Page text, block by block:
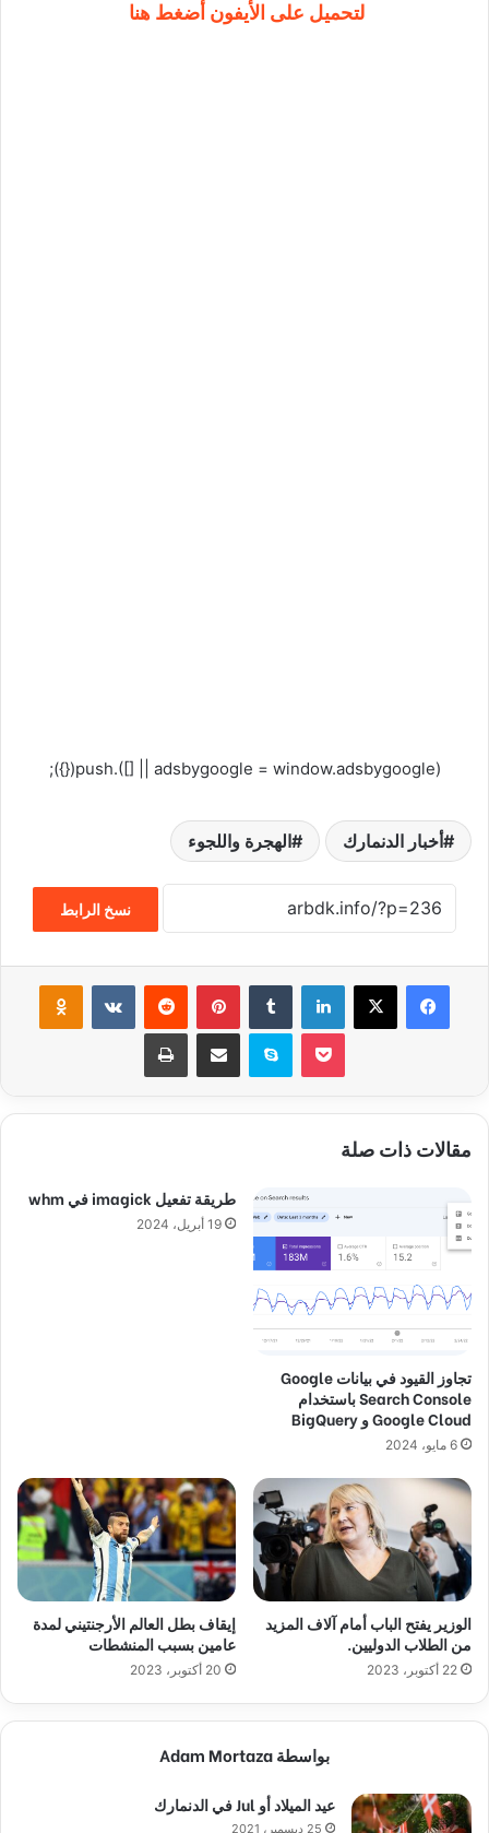
لتحميل على الأيفون أضغط هنا
(adsbygoogle = window.adsbygoogle || []).push({});
أخبار الدنمارك الهجرة واللجوء
نسخ الرابط
فيسبوك لينكدإن بينتيريست
سكايب
مقالات ذات صلة
تجاوز القيود في بيانات Google
Search Console باستخدام
Google Cloud و BigQuery
6 مايو، 2024
طريقة تفعيل imagick في whm
19 أبريل، 2024
الوزير يفتح الباب أمام آلاف المزيد
من الطلاب الدوليين.
22 أكتوبر، 2023
إيقاف بطل العالم الأرجنتيني لمدة
عامين بسبب المنشطات
20 أكتوبر، 2023
بواسطة Adam Mortaza
عيد الميلاد أو Jul في الدنمارك
25 ديسمبر، 2021